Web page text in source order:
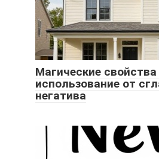
Магические
использование от
негатива